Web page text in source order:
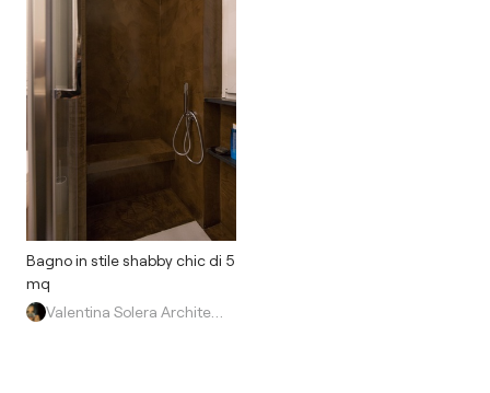
Bagno in stile shabby chic di 5
mq